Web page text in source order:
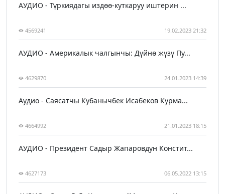
АУДИО - Түркиядагы издөө-куткаруу иштерин ...
4569241 19.02.2023 21:32
АУДИО - Америкалык чалгынчы: Дүйнө жүзү Пу...
4629870 24.01.2023 14:39
Аудио - Саясатчы Кубанычбек Исабеков Курма...
4664992 21.01.2023 18:15
АУДИО - Президент Садыр Жапаровдун Констит...
4627173 06.05.2022 13:15